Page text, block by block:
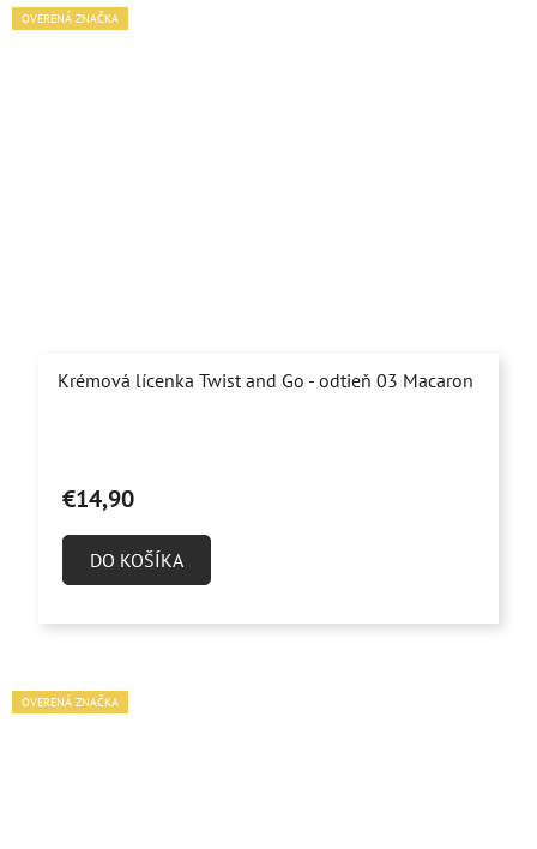
OVERENÁ ZNAČKA
Krémová lícenka Twist and Go - odtieň 03 Macaron
€14,90
DO KOŠÍKA
OVERENÁ ZNAČKA